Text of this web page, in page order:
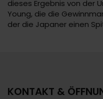
dieses Ergebnis von der
Young, die die
der die Japaner einen
KONTAKT &